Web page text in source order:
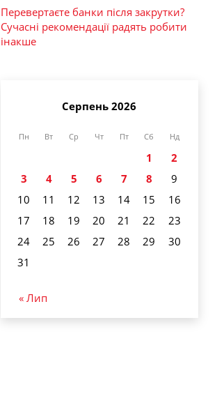
Перевертаєте банки після закрутки?
Сучасні рекомендації радять робити
інакше
Серпень 2026
Пн Вт Ср Чт Пт Сб Нд
1
2
3
4 5 6 7 8
9
10
11 12 13 14 15
16
17
18 19 20 21 22
23
24
25 26 27 28 29
30
31
« Лип